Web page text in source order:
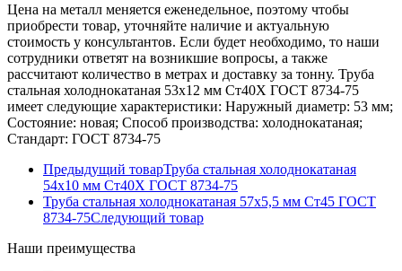
Цена на металл меняется еженедельное, поэтому чтобы
приобрести товар, уточняйте наличие и актуальную
стоимость у консультантов. Если будет необходимо, то наши
сотрудники ответят на возникшие вопросы, а также
рассчитают количество в метрах и доставку за тонну. Труба
стальная холоднокатаная 53х12 мм Ст40Х ГОСТ 8734-75
имеет следующие характеристики: Наружный диаметр: 53 мм;
Состояние: новая; Способ производства: холоднокатаная;
Стандарт: ГОСТ 8734-75
Предыдущий товарТруба стальная холоднокатаная
54х10 мм Ст40Х ГОСТ 8734-75
Труба стальная холоднокатаная 57х5,5 мм Ст45 ГОСТ
8734-75Следующий товар
Наши преимущества